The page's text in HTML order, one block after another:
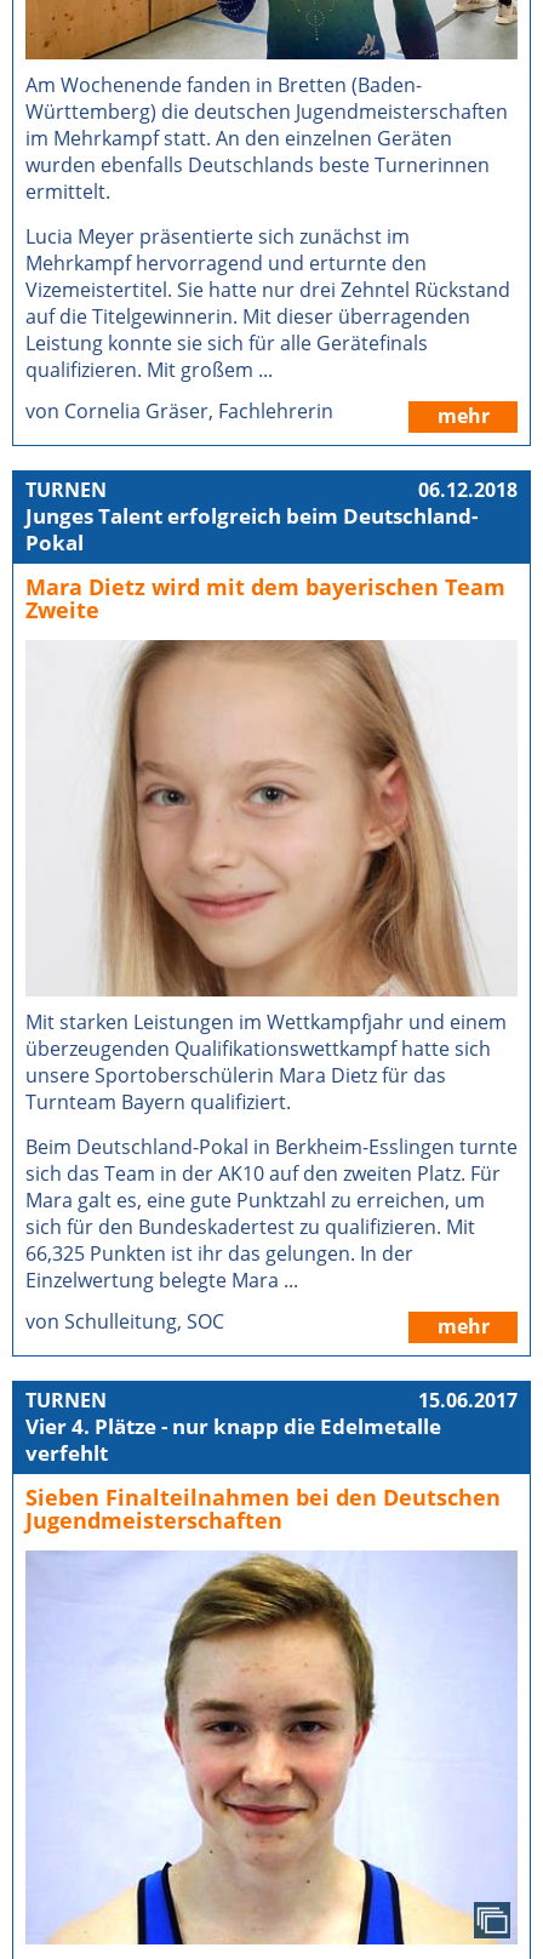
Am Wochenende fanden in Bretten (Baden-
Württemberg) die deutschen Jugendmeisterschaften
im Mehrkampf statt. An den einzelnen Geräten
wurden ebenfalls Deutschlands beste Turnerinnen
ermittelt.
Lucia Meyer präsentierte sich zunächst im
Mehrkampf hervorragend und erturnte den
Vizemeistertitel. Sie hatte nur drei Zehntel Rückstand
auf die Titelgewinnerin. Mit dieser überragenden
Leistung konnte sie sich für alle Gerätefinals
qualifizieren. Mit großem ...
mehr
von Cornelia Gräser, Fachlehrerin
06.12.2018
TURNEN
Junges Talent erfolgreich beim Deutschland-
Pokal
Mara Dietz wird mit dem bayerischen Team
Zweite
Mit starken Leistungen im Wettkampfjahr und einem
überzeugenden Qualifikationswettkampf hatte sich
unsere Sportoberschülerin Mara Dietz für das
Turnteam Bayern qualifiziert.
Beim Deutschland-Pokal in Berkheim-Esslingen turnte
sich das Team in der AK10 auf den zweiten Platz. Für
Mara galt es, eine gute Punktzahl zu erreichen, um
sich für den Bundeskadertest zu qualifizieren. Mit
66,325 Punkten ist ihr das gelungen. In der
Einzelwertung belegte Mara ...
mehr
von Schulleitung, SOC
15.06.2017
TURNEN
Vier 4. Plätze - nur knapp die Edelmetalle
verfehlt
Sieben Finalteilnahmen bei den Deutschen
Jugendmeisterschaften